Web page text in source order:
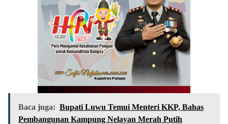
Baca juga: Bupati Luwu Temui Menteri KKP, Bahas
Pembangunan Kampung Nelayan Merah Putih